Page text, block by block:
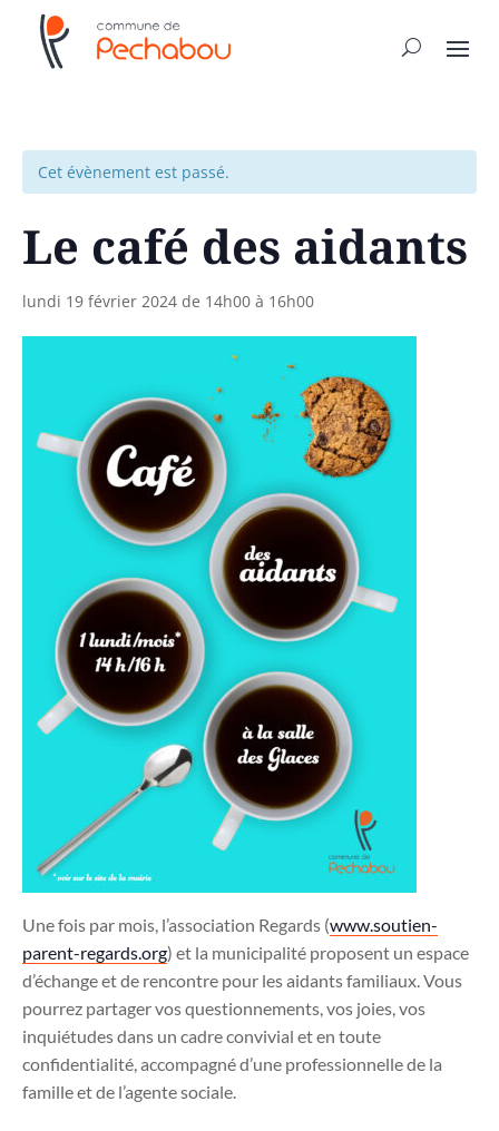
Cet évènement est passé.
Le café des aidants
lundi 19 février 2024 de 14h00 à 16h00
Une fois par mois, l’association Regards (www.soutien-
parent-regards.org) et la municipalité proposent un espace
d’échange et de rencontre pour les aidants familiaux. Vous
pourrez partager vos questionnements, vos joies, vos
inquiétudes dans un cadre convivial et en toute
confidentialité, accompagné d’une professionnelle de la
famille et de l’agente sociale.